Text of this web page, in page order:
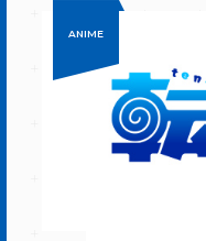
ANIME